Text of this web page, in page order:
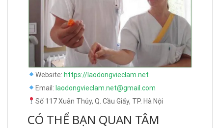
Website: https://laodongvieclam.net
Email: laodongvieclam.net@gmail.com
Số 117 Xuân Thủy, Q. Cầu Giấy, TP. Hà Nội
CÓ THỂ BẠN QUAN TÂM